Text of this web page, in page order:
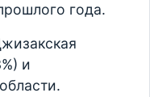
года.
и